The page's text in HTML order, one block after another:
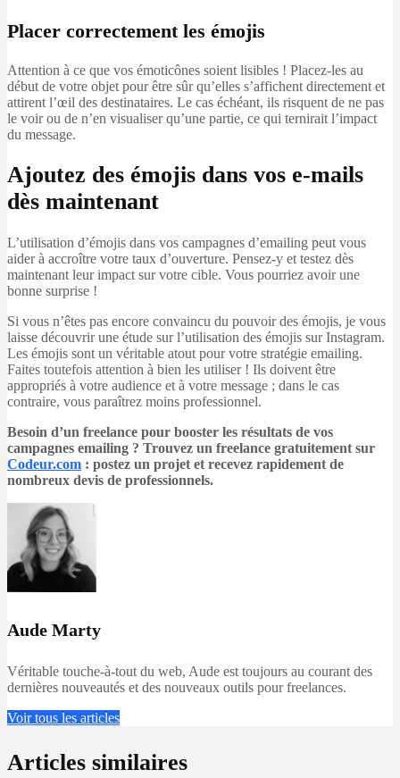
Placer correctement les émojis
Attention à ce que vos émoticônes soient lisibles ! Placez-les au
début de votre objet pour être sûr qu’elles s’affichent directement et
attirent l’œil des destinataires. Le cas échéant, ils risquent de ne pas
le voir ou de n’en visualiser qu’une partie, ce qui ternirait l’impact
du message.
Ajoutez des émojis dans vos e-mails
dès maintenant
L’utilisation d’émojis dans vos campagnes d’emailing peut vous
aider à accroître votre taux d’ouverture. Pensez-y et testez dès
maintenant leur impact sur votre cible. Vous pourriez avoir une
bonne surprise !
Si vous n’êtes pas encore convaincu du pouvoir des émojis, je vous
laisse découvrir une étude sur l’utilisation des émojis sur Instagram.
Les émojis sont un véritable atout pour votre stratégie emailing.
Faites toutefois attention à bien les utiliser ! Ils doivent être
appropriés à votre audience et à votre message ; dans le cas
contraire, vous paraîtrez moins professionnel.
Besoin d’un freelance pour booster les résultats de vos
campagnes emailing ? Trouvez un freelance gratuitement sur
Codeur.com : postez un projet et recevez rapidement de
nombreux devis de professionnels.
Aude Marty
Véritable touche-à-tout du web, Aude est toujours au courant des
dernières nouveautés et des nouveaux outils pour freelances.
Voir tous les articles
Articles similaires